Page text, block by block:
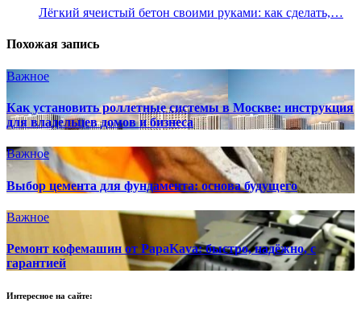
Лёгкий ячеистый бетон своими руками: как сделать,…
Похожая запись
Важное
Как установить роллетные системы в Москве: инструкция
для владельцев домов и бизнеса
Важное
Выбор цемента для фундамента: основа будущего
Важное
Ремонт кофемашин от PapaKava: быстро, надёжно, с
гарантией
Интересное на сайте: